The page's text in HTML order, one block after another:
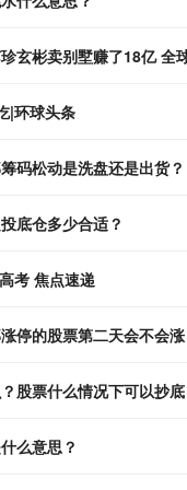
玄彬卖别墅赚了18亿 全
|环球头条
码松动是洗盘还是出货？
底仓多少合适？
考 焦点速递
停的股票第二天会不会涨
股票什么情况下可以抄底
么意思？